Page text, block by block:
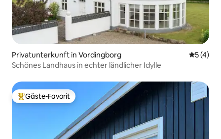
Privatunterkunft in Vordingborg
5 (4)
Schönes Landhaus in echter ländlicher Idylle
Beliebter Gäste-Favorit.
Gäste-Favorit